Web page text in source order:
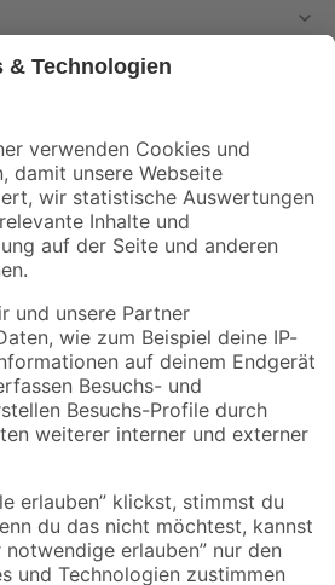
und Aktionen mehr verpassen!
Versandarten